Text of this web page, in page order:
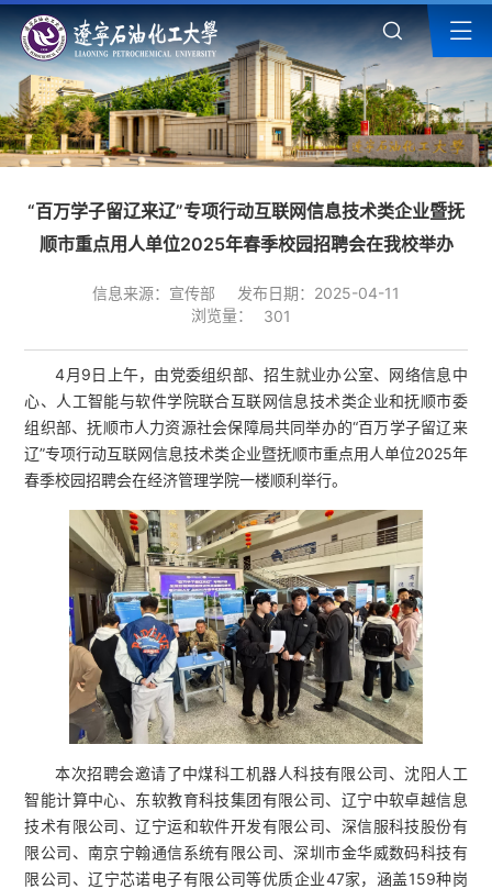
“百万学子留辽来辽”专项行动互联网信息技术类企业暨抚
顺市重点用人单位2025年春季校园招聘会在我校举办
信息来源：宣传部
发布日期：2025-04-11
浏览量：
301
4月9日上午，由党委组织部、招生就业办公室、网络信息中
心、人工智能与软件学院联合互联网信息技术类企业和抚顺市委
组织部、抚顺市人力资源社会保障局共同举办的“百万学子留辽来
辽”专项行动互联网信息技术类企业暨抚顺市重点用人单位2025年
春季校园招聘会在经济管理学院一楼顺利举行。
本次招聘会邀请了中煤科工机器人科技有限公司、沈阳人工
智能计算中心、东软教育科技集团有限公司、辽宁中软卓越信息
技术有限公司、辽宁运和软件开发有限公司、深信服科技股份有
限公司、南京宁翰通信系统有限公司、深圳市金华威数码科技有
限公司、辽宁芯诺电子有限公司等优质企业47家，涵盖159种岗